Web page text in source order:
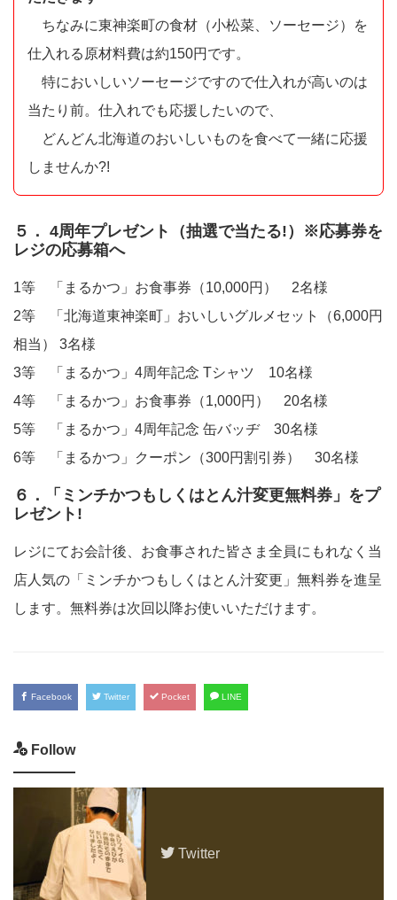
ちなみに東神楽町の食材（小松菜、ソーセージ）を
仕入れる原材料費は約150円です。
特においしいソーセージですので仕入れが高いのは
当たり前。仕入れでも応援したいので、
どんどん北海道のおいしいものを食べて一緒に応援
しませんか?!
５． 4周年プレゼント（抽選で当たる!）※応募券を
レジの応募箱へ
1等 「まるかつ」お食事券（10,000円） 2名様
2等 「北海道東神楽町」おいしいグルメセット（6,000円
相当） 3名様
3等 「まるかつ」4周年記念 Tシャツ 10名様
4等 「まるかつ」お食事券（1,000円） 20名様
5等 「まるかつ」4周年記念 缶バッヂ 30名様
6等 「まるかつ」クーポン（300円割引券） 30名様
６．「ミンチかつもしくはとん汁変更無料券」をプ
レゼント!
レジにてお会計後、お食事された皆さま全員にもれなく当
店人気の「ミンチかつもしくはとん汁変更」無料券を進呈
します。無料券は次回以降お使いいただけます。
Facebook Twitter Pocket LINE
Follow
Twitter